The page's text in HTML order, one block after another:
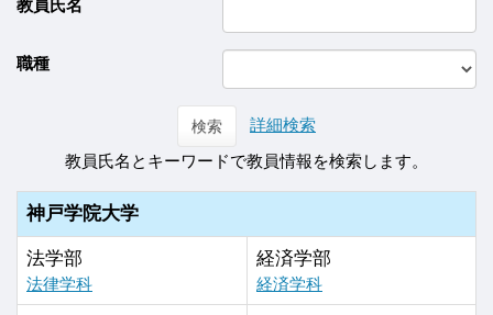
教員氏名
職種
検索
詳細検索
教員氏名とキーワードで教員情報を検索します。
神戸学院大学
法学部
法律学科
経済学部
経済学科